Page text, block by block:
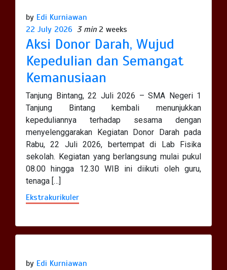
by Edi Kurniawan
22 July 2026 3 min 2 weeks
Aksi Donor Darah, Wujud
Kepedulian dan Semangat
Kemanusiaan
Tanjung Bintang, 22 Juli 2026 – SMA Negeri 1
Tanjung Bintang kembali menunjukkan
kepeduliannya terhadap sesama dengan
menyelenggarakan Kegiatan Donor Darah pada
Rabu, 22 Juli 2026, bertempat di Lab Fisika
sekolah. Kegiatan yang berlangsung mulai pukul
08.00 hingga 12.30 WIB ini diikuti oleh guru,
tenaga […]
Ekstrakurikuler
by Edi Kurniawan